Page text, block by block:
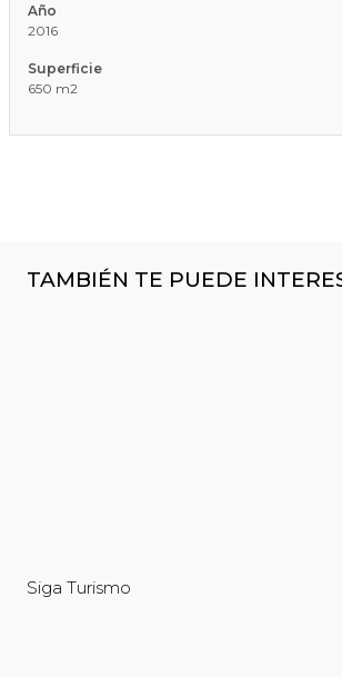
Año
2016
Superficie
650 m2
TAMBIÉN TE PUEDE
Siga Turismo